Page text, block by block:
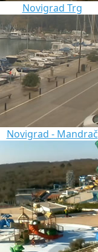
Novigrad Trg
Novigrad - Mandrač